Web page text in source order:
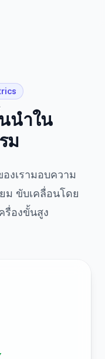
นำใน
ม
งเรามอบความ
ม ขับเคลื่อนโดย
รื่องขั้นสูง